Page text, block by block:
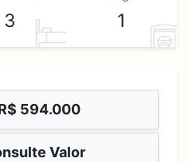
3 1
594.000
Valor